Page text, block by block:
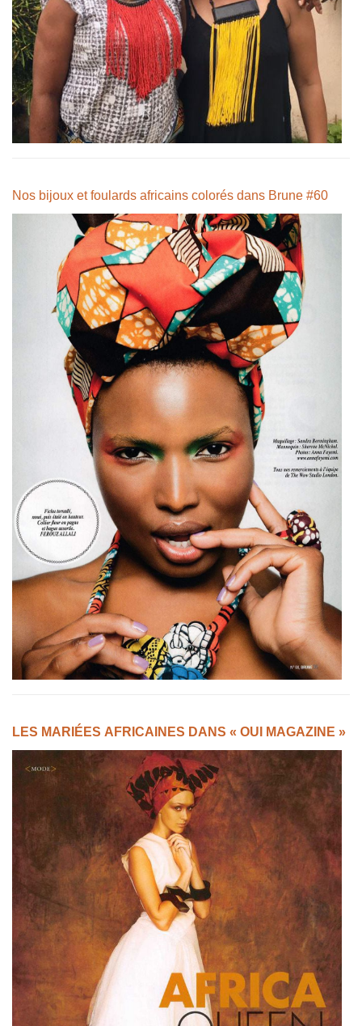
Nos bijoux et foulards africains colorés dans Brune #60
LES MARIÉES AFRICAINES DANS « OUI MAGAZINE »